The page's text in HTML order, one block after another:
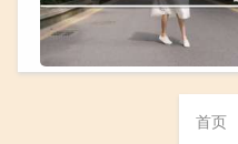
首页